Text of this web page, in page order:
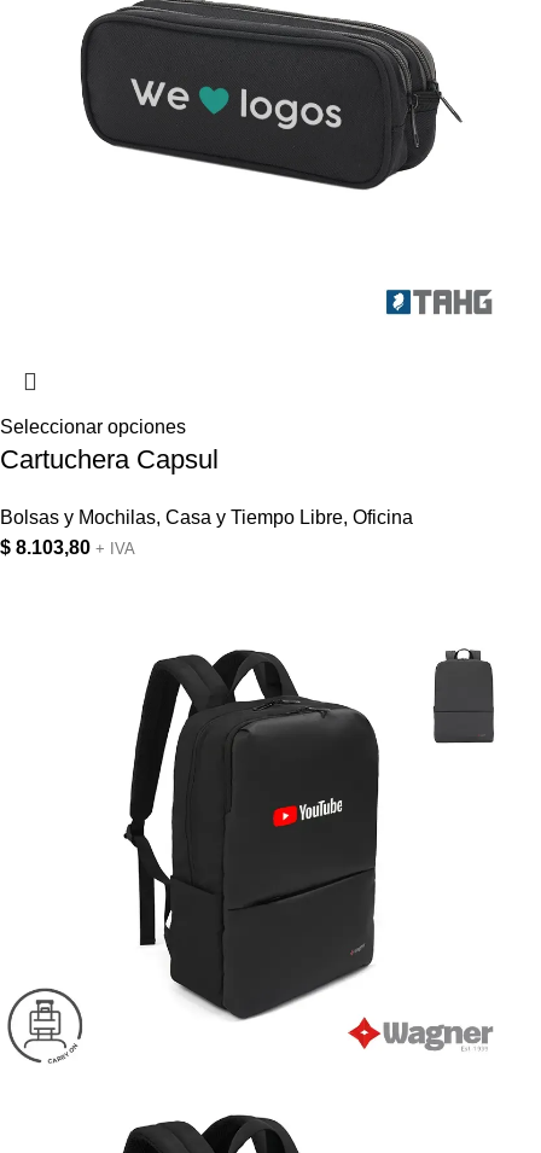
Seleccionar opciones
Cartuchera Capsul
Bolsas y Mochilas, Casa y Tiempo Libre, Oficina
$ 8.103,80 + IVA